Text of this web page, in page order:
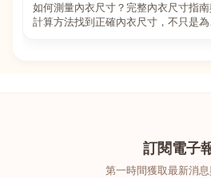
如何測量內衣尺寸？完整內衣尺寸指
計算方法找到正確內衣尺寸，不只是為
訂閱電子
第一時間獲取最新消息